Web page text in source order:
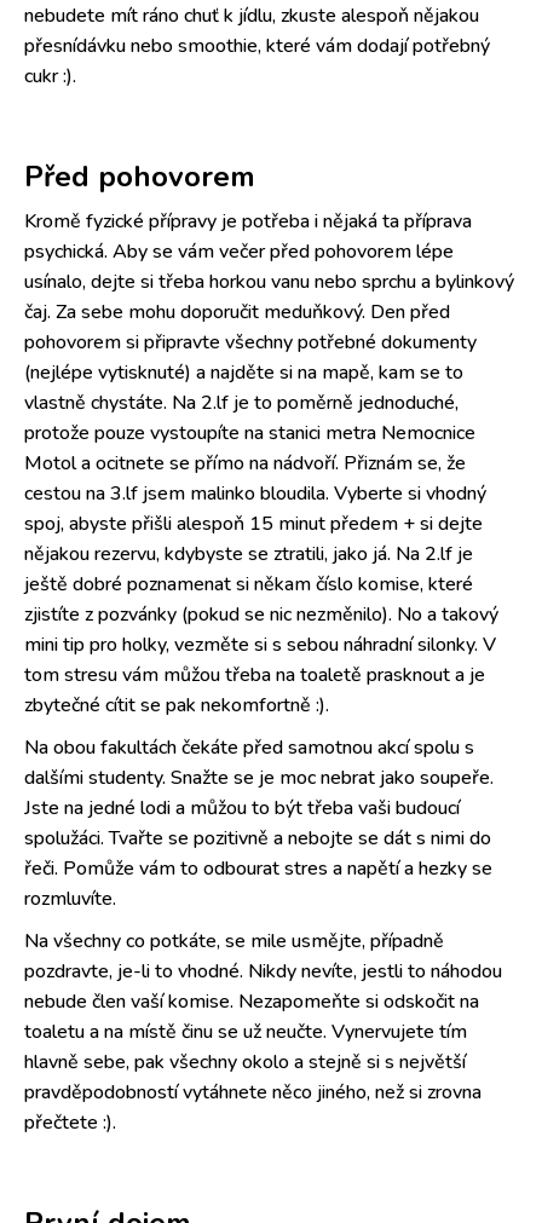
nebudete mít ráno chuť k jídlu, zkuste alespoň nějakou
přesnídávku nebo smoothie, které vám dodají potřebný
cukr :).
Před pohovorem
Kromě fyzické přípravy je potřeba i nějaká ta příprava
psychická. Aby se vám večer před pohovorem lépe
usínalo, dejte si třeba horkou vanu nebo sprchu a bylinkový
čaj. Za sebe mohu doporučit meduňkový. Den před
pohovorem si připravte všechny potřebné dokumenty
(nejlépe vytisknuté) a najděte si na mapě, kam se to
vlastně chystáte. Na 2.lf je to poměrně jednoduché,
protože pouze vystoupíte na stanici metra Nemocnice
Motol a ocitnete se přímo na nádvoří. Přiznám se, že
cestou na 3.lf jsem malinko bloudila. Vyberte si vhodný
spoj, abyste přišli alespoň 15 minut předem + si dejte
nějakou rezervu, kdybyste se ztratili, jako já. Na 2.lf je
ještě dobré poznamenat si někam číslo komise, které
zjistíte z pozvánky (pokud se nic nezměnilo). No a takový
mini tip pro holky, vezměte si s sebou náhradní silonky. V
tom stresu vám můžou třeba na toaletě prasknout a je
zbytečné cítit se pak nekomfortně :).
Na obou fakultách čekáte před samotnou akcí spolu s
dalšími studenty. Snažte se je moc nebrat jako soupeře.
Jste na jedné lodi a můžou to být třeba vaši budoucí
spolužáci. Tvařte se pozitivně a nebojte se dát s nimi do
řeči. Pomůže vám to odbourat stres a napětí a hezky se
rozmluvíte.
Na všechny co potkáte, se mile usmějte, případně
pozdravte, je-li to vhodné. Nikdy nevíte, jestli to náhodou
nebude člen vaší komise. Nezapomeňte si odskočit na
toaletu a na místě činu se už neučte. Vynervujete tím
hlavně sebe, pak všechny okolo a stejně si s největší
pravděpodobností vytáhnete něco jiného, než si zrovna
přečtete :).